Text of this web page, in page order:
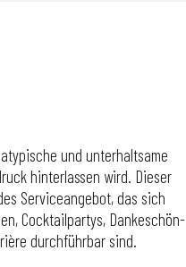
und unterhaltsame
hinterlassen wird. Dieser
Serviceangebot, das sich
Cocktailpartys, Dankeschön-
durchführbar sind.